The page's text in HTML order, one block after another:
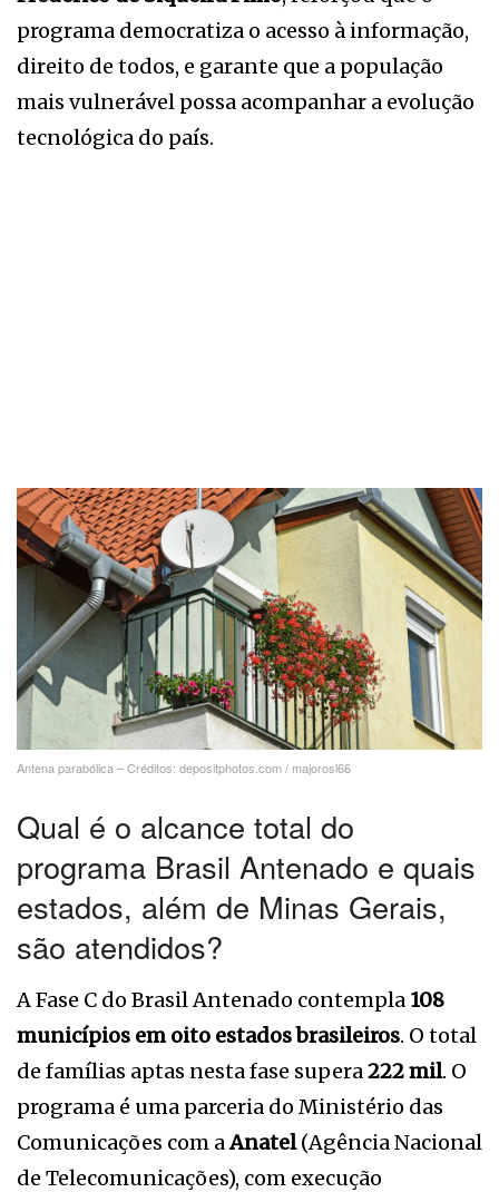
programa democratiza o acesso à informação,
direito de todos, e garante que a população
mais vulnerável possa acompanhar a evolução
tecnológica do país.
Antena parabólica – Créditos: depositphotos.com / majorosl66
Qual é o alcance total do
programa Brasil Antenado e quais
estados, além de Minas Gerais,
são atendidos?
A Fase C do Brasil Antenado contempla 108
municípios em oito estados brasileiros. O total
de famílias aptas nesta fase supera222 mil. O
programa é uma parceria do Ministério das
Comunicações com aAnatel(Agência Nacional
de Telecomunicações), com execução